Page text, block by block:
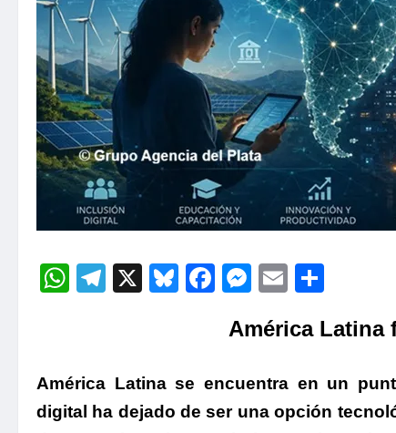
WhatsApp
Telegram
X Bluesky
Facebook
Messenger
Email
América Latina
América Latina se encuentra en un
digital ha dejado de ser una opción